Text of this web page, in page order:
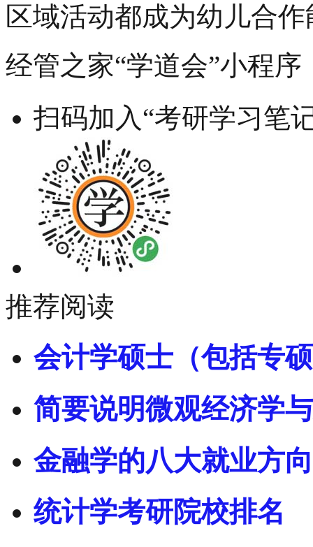
区域活动都成为幼儿合
经管之家“学道会”小程序
扫码加入“考研学习笔
推荐阅读
会计学硕士（包括专
简要说明微观经济学
金融学的八大就业方
统计学考研院校排名